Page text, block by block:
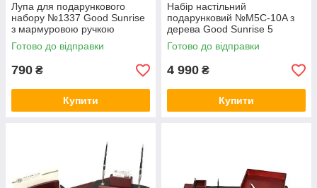
Лупа для подарункового
набору №1337 Good Sunrise
з мармуровою ручкою
Готово до відправки
790 ₴
Купити
Набір настільний
подарунковий №M5C-10A з
дерева Good Sunrise 5
предметів (колір чорного
дерева)
Готово до відправки
4 990 ₴
Купити